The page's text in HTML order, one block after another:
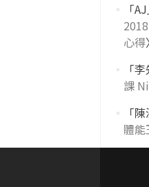
「AJ
心得
「李
課
「陳
體